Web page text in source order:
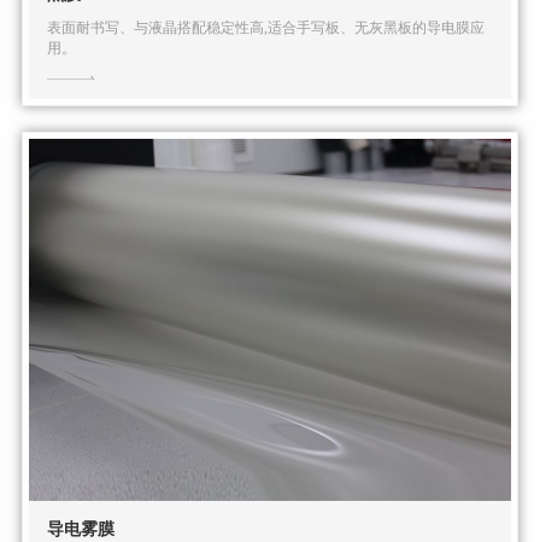
表面耐书写、与液晶搭配稳定性高,适合手写板、无灰黑板的导电膜应
用。
导电雾膜